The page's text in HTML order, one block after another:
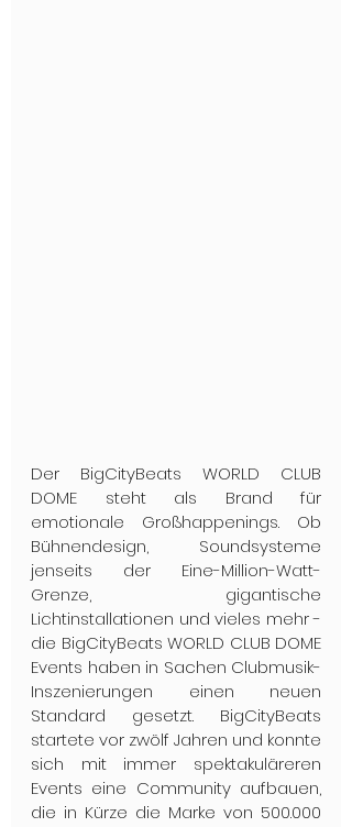
Der BigCityBeats WORLD CLUB
DOME steht als Brand für
emotionale Großhappenings. Ob
Bühnendesign, Soundsysteme
jenseits der Eine-Million-Watt-
Grenze, gigantische
Lichtinstallationen und vieles mehr -
die BigCityBeats WORLD CLUB DOME
Events haben in Sachen Clubmusik-
Inszenierungen einen neuen
Standard gesetzt. BigCityBeats
startete vor zwölf Jahren und konnte
sich mit immer spektakuläreren
Events eine Community aufbauen,
die in Kürze die Marke von 500.000